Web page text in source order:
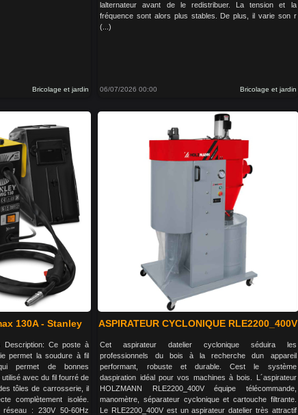
Bricolage et jardin
lalternateur avant de le redistribuer. La tension et la
fréquence sont alors plus stables. De plus, il varie son r
(...)
06/07/2026 00:00 Bricolage et jardin
130A - Stanley
Description: Ce poste à
permet la soudure à fil
permet de bonnes
avec du fil fourré de
tôles de carrosserie, il
complètement isolée.
: 230V 50-60Hz
ASPIRATEUR CYCLONIQUE RLE2200_400V
Cet aspirateur datelier cyclonique séduira les
professionnels du bois à la recherche dun appareil
performant, robuste et durable. Cest le système
daspiration idéal pour vos machines à bois. L´aspirateur
HOLZMANN RLE2200_400V équipe télécommande,
manomètre, séparateur cyclonique et cartouche filtrante.
Le RLE2200_400V est un aspirateur datelier très attractif